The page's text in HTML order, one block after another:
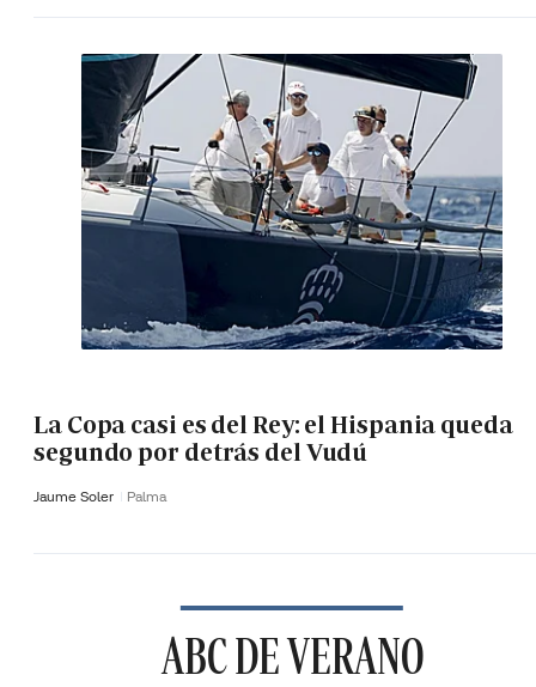
La Copa casi es del Rey: el Hispania queda
segundo por detrás del Vudú
Jaume Soler Palma
ABC DE VERANO